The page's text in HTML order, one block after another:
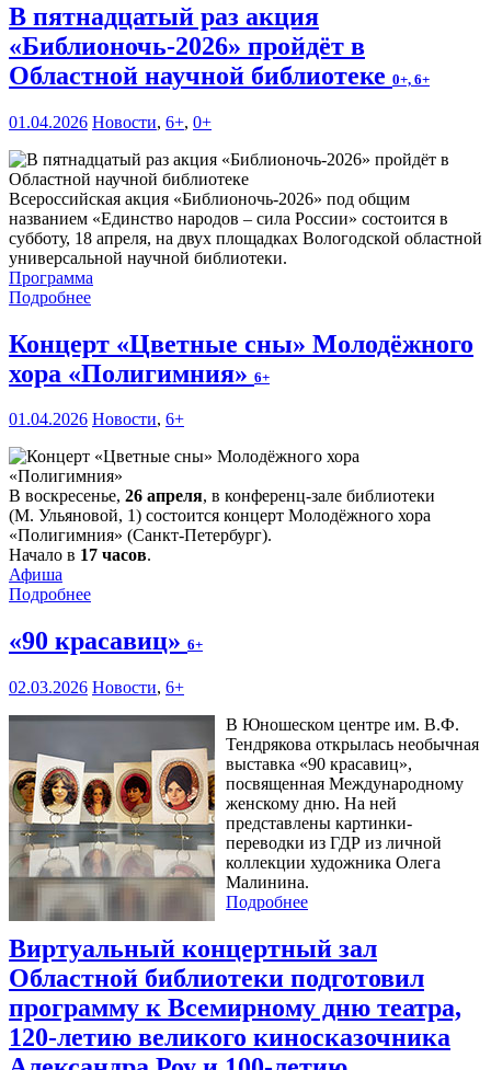
В пятнадцатый раз акция
«Библионочь-2026» пройдёт в
Областной научной библиотеке 0+, 6+
01.04.2026 Новости, 6+, 0+
Всероссийская акция «Библионочь-2026» под общим
названием «Единство народов – сила России» состоится в
субботу, 18 апреля, на двух площадках Вологодской областной
универсальной научной библиотеки.
Программа
Подробнее
Концерт «Цветные сны» Молодёжного
хора «Полигимния» 6+
01.04.2026 Новости, 6+
В воскресенье, 26 апреля, в конференц-зале библиотеки
(М. Ульяновой, 1) состоится концерт Молодёжного хора
«Полигимния» (Санкт-Петербург).
Начало в 17 часов.
Афиша
Подробнее
«90 красавиц» 6+
02.03.2026 Новости, 6+
В Юношеском центре им. В.Ф.
Тендрякова открылась необычная
выставка «90 красавиц»,
посвященная Международному
женскому дню. На ней
представлены картинки-
переводки из ГДР из личной
коллекции художника Олега
Малинина.
Подробнее
Виртуальный концертный зал
Областной библиотеки подготовил
программу к Всемирному дню театра,
120-летию великого киносказочника